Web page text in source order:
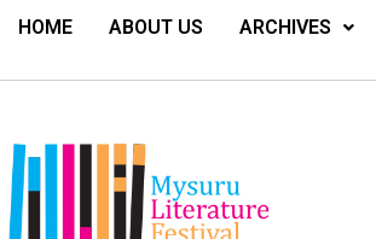
HOME ABOUT US ARCHIVES